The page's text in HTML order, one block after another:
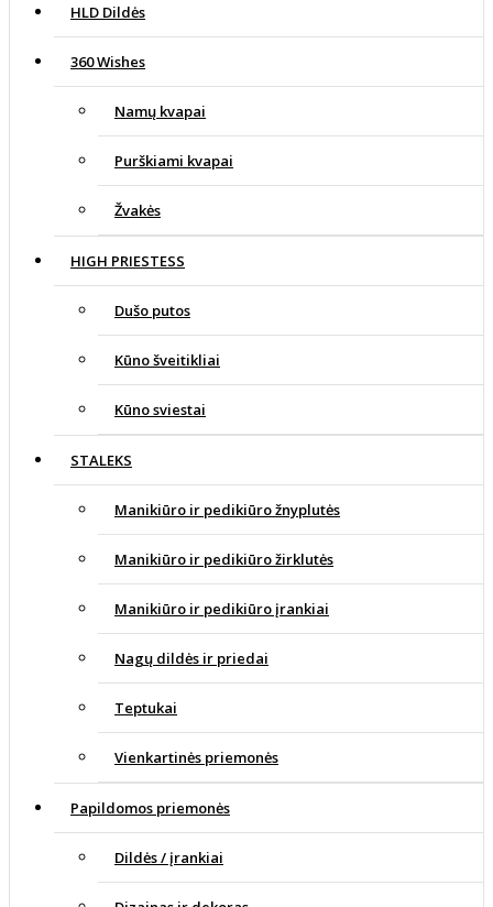
HLD Dildės
360 Wishes
Namų kvapai
Purškiami kvapai
Žvakės
HIGH PRIESTESS
Dušo putos
Kūno šveitikliai
Kūno sviestai
STALEKS
Manikiūro ir pedikiūro žnyplutės
Manikiūro ir pedikiūro žirklutės
Manikiūro ir pedikiūro įrankiai
Nagų dildės ir priedai
Teptukai
Vienkartinės priemonės
Papildomos priemonės
Dildės / įrankiai